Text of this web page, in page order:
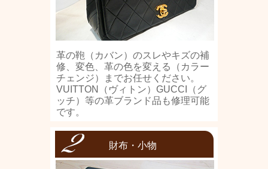
革の鞄（カバン）のスレやキズの補
修、変色、革の色を変える（カラー
チェンジ）までお任せください。
VUITTON（ヴィトン）GUCCI（グ
ッチ）等の革ブランド品も修理可能
です。
財布・小物